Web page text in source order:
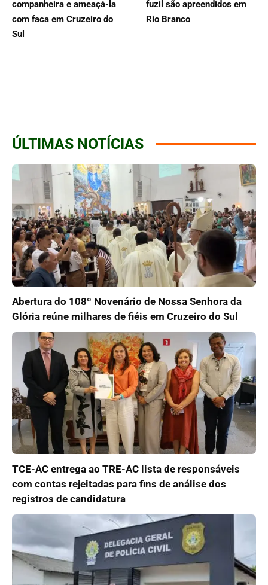
companheira e ameaçá-la
com faca em Cruzeiro do
Sul
fuzil são apreendidos em
Rio Branco
ÚLTIMAS NOTÍCIAS
Abertura do 108º Novenário de Nossa Senhora da
Glória reúne milhares de fiéis em Cruzeiro do Sul
TCE-AC entrega ao TRE-AC lista de responsáveis
com contas rejeitadas para fins de análise dos
registros de candidatura